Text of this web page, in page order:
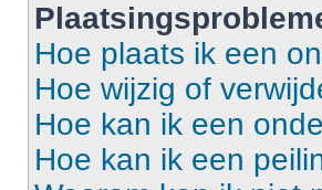
Hoe plaats ik een
Hoe wijzig of
Hoe kan ik een
Hoe kan ik een